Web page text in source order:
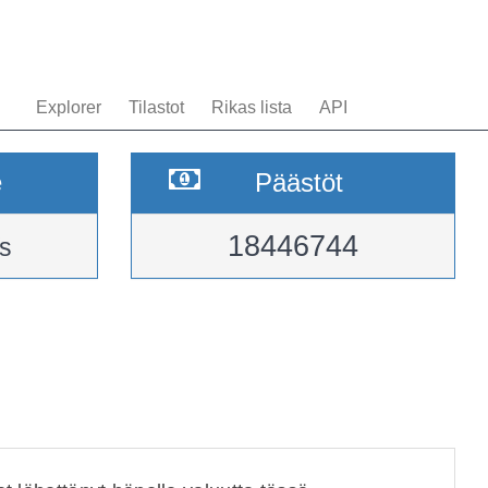
Explorer Tilastot Rikas lista API
Päästöt
18446744